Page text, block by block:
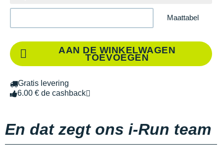
Maattabel
AAN DE WINKELWAGEN
TOEVOEGEN
Gratis levering
6.00 € de cashback
En dat zegt ons i-Run team